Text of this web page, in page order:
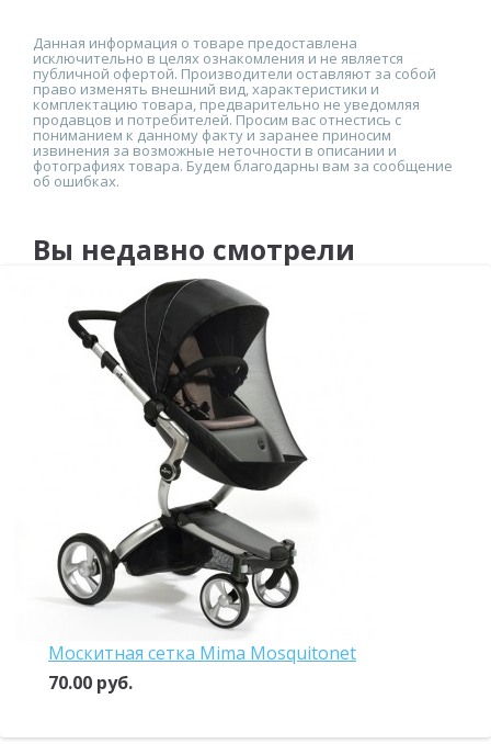
Данная информация о товаре предоставлена
исключительно в целях ознакомления и не является
публичной офертой. Производители оставляют за собой
право изменять внешний вид, характеристики и
комплектацию товара, предварительно не уведомляя
продавцов и потребителей. Просим вас отнестись с
пониманием к данному факту и заранее приносим
извинения за возможные неточности в описании и
фотографиях товара. Будем благодарны вам за сообщение
об ошибках.
Вы недавно смотрели
Москитная сетка Mima Mosquitonet
70.00 руб.